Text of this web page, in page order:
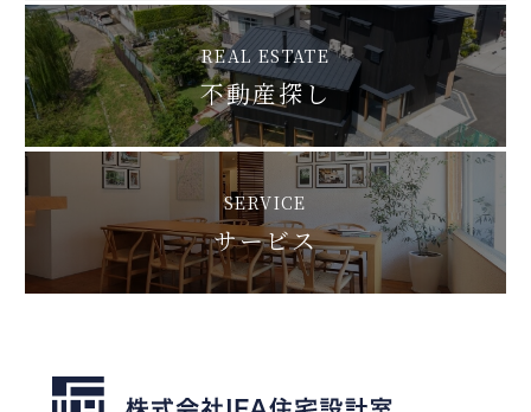
REAL ESTATE
不動産探し
SERVICE
サービス